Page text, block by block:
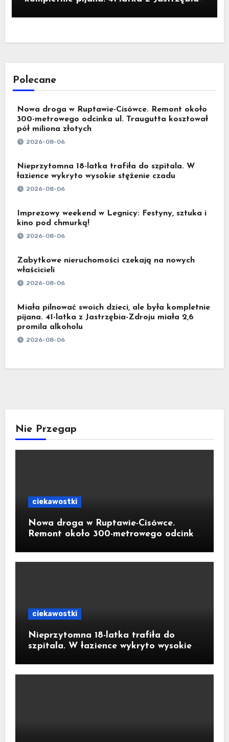
Polecane
Nowa droga w Ruptawie-Cisówce. Remont około
300-metrowego odcinka ul. Traugutta kosztował
pół miliona złotych
2026-08-06
Nieprzytomna 18-latka trafiła do szpitala. W
łazience wykryto wysokie stężenie czadu
2026-08-06
Imprezowy weekend w Legnicy: Festyny, sztuka i
kino pod chmurką!
2026-08-06
Zabytkowe nieruchomości czekają na nowych
właścicieli
2026-08-06
Miała pilnować swoich dzieci, ale była kompletnie
pijana. 41-latka z Jastrzębia-Zdroju miała 2,6
promila alkoholu
2026-08-06
Nie Przegap
ciekawostki
Nowa droga w Ruptawie-Cisówce.
Remont około 300-metrowego odcinka
złotych
ciekawostki
Nieprzytomna 18-latka trafiła do
szpitala. W łazience wykryto wysokie